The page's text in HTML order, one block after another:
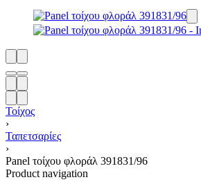
Τοίχος
›
Ταπετσαρίες
›
Panel τοίχου φλοράλ 391831/96
Product navigation